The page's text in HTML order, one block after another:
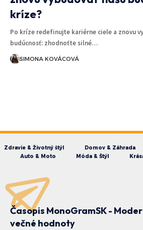
kríze?
Po kríze redefinujte kariérne ciele a znovu
budúcnosť: zhodnoťte silné…
SIMONA KOVÁCOVÁ
Zdravie & Životný štýl Domov & Záhrada
Auto & Moto
Móda & Štýl
Časopis MonoGramSK -
večné hodnoty